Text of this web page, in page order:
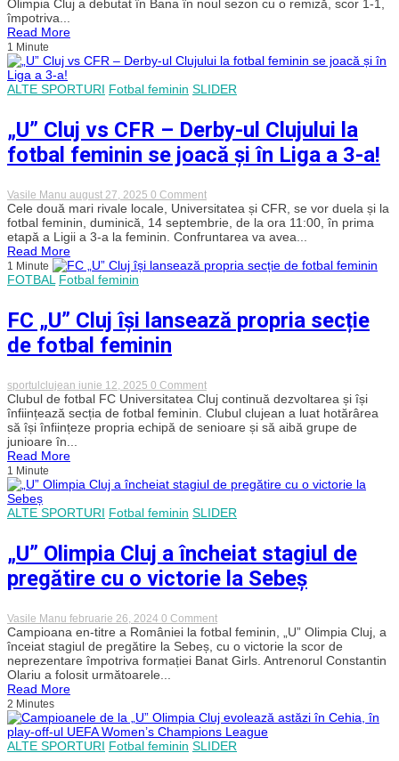
sezon
fotbal
Olimpia
Cluj
debutat
cu
remiză
Olimpia Cluj a debutat în Bana în noul sezon cu o remiză, scor 1-1,
împotriva...
Read More
1 Minute
ALTE SPORTURI Fotbal feminin SLIDER
„U” Cluj vs CFR – Derby-ul Clujului la
fotbal feminin se joacă și în Liga a 3-a!
Vasile Manu august 27, 2025 0 Commenton
„U”
Cluj
vs
CFR
Derby-
fotbal
feminin
în
Liga
a
3-
a!
Cele două mari rivale locale, Universitatea și CFR, se vor duela și la
fotbal feminin, duminică, 14 septembrie, de la ora 11:00, în prima
etapă a Ligii a 3-a la feminin. Confruntarea va avea...
Read More
1 Minute
FOTBAL Fotbal feminin
FC „U” Cluj își lansează propria secție
de fotbal feminin
sportulclujean iunie 12, 2025 0 Commenton
FC
„U”
Cluj
își
de
feminin
Clubul de fotbal FC Universitatea Cluj continuă dezvoltarea și își
înființează secția de fotbal feminin. Clubul clujean a luat hotărârea
să își înființeze propria echipă de senioare și să aibă grupe de
junioare în...
Read More
1 Minute
ALTE SPORTURI Fotbal feminin SLIDER
„U” Olimpia Cluj a încheiat stagiul de
pregătire cu o victorie la Sebeș
Vasile Manu februarie 26, 2024 0 Commenton
„U”
Olimpia
Cluj
a
pregătire
cu
o
victorie
Campioana en-titre a României la fotbal feminin, „U” Olimpia Cluj, a
înceiat stagiul de pregătire la Sebeș, cu o victorie la scor de
neprezentare împotriva formației Banat Girls. Antrenorul Constantin
Olariu a folosit următoarele...
Read More
2 Minutes
ALTE SPORTURI Fotbal feminin SLIDER